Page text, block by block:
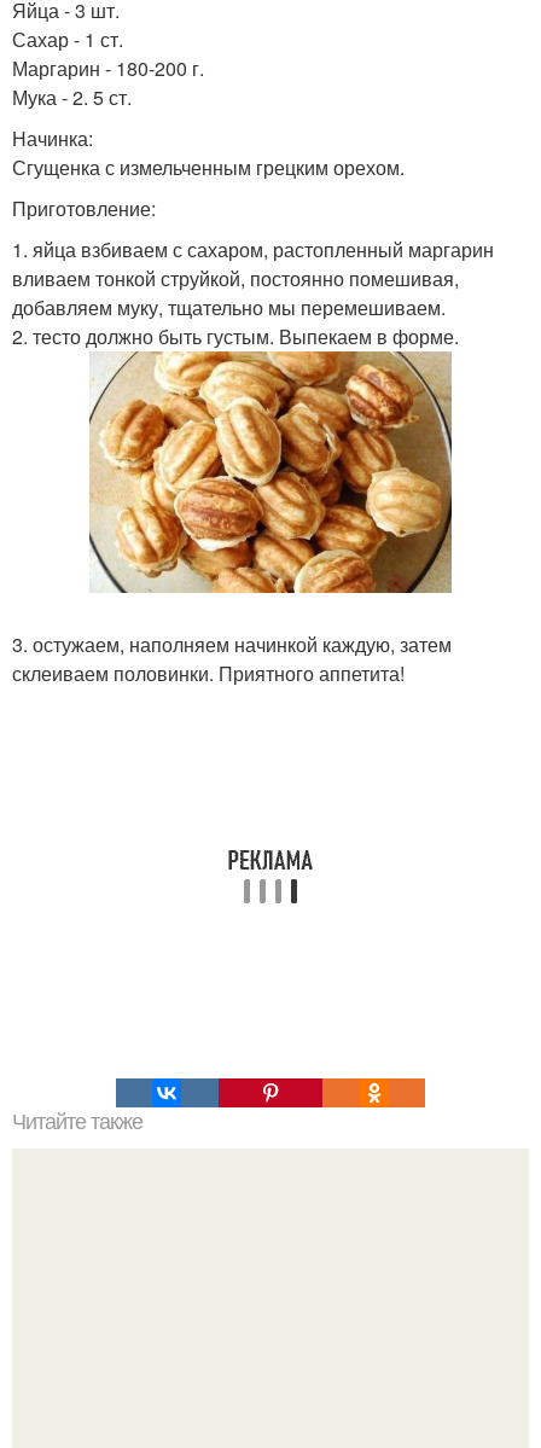
Яйца - 3 шт.
Сахар - 1 ст.
Маргарин - 180-200 г.
Мука - 2. 5 ст.
Начинка:
Сгущенка с измельченным грецким орехом.
Приготовление:
1. яйца взбиваем с сахаром, растопленный маргарин
вливаем тонкой струйкой, постоянно помешивая,
добавляем муку, тщательно мы перемешиваем.
2. тесто должно быть густым. Выпекаем в форме.
3. остужаем, наполняем начинкой каждую, затем
склеиваем половинки. Приятного аппетита!
Читайте также